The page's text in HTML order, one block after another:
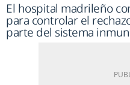
El hospital madrileño
para controlar el
parte del sistema